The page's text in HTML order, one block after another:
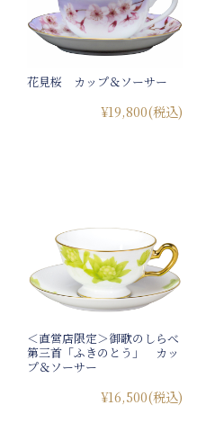
花見桜 カップ＆ソーサー
¥19,800(税込)
＜直営店限定＞御歌のしらべ
第三首「ふきのとう」 カッ
プ＆ソーサー
¥16,500(税込)